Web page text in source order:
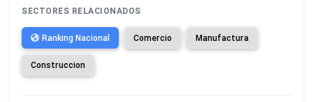
SECTORES RELACIONADOS
Ranking Nacional Comercio Manufactura
Construccion